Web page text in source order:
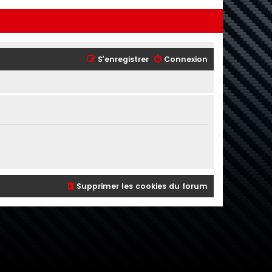
Connexion
S’enregistrer
Supprimer les cookies du forum